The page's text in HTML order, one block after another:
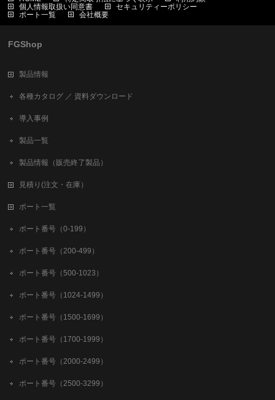
個人情報取扱い同意書
セキュリティーポリシー
ポート一覧
会社概要
FGShop
製品情報
各種カタログ ／ 資料ダウンロード
導入事例
製品一覧
製品情報（販売終了製品）
見積り(注文・在庫）
ポート一覧
ポート番号（0-199）
ポート番号（200-499）
ポート番号（500-1023）
ポート番号（1024-1499）
ポート番号（1500-1699）
ポート番号（1700-1999）
ポート番号（2000-2499）
ポート番号（2500-3299）